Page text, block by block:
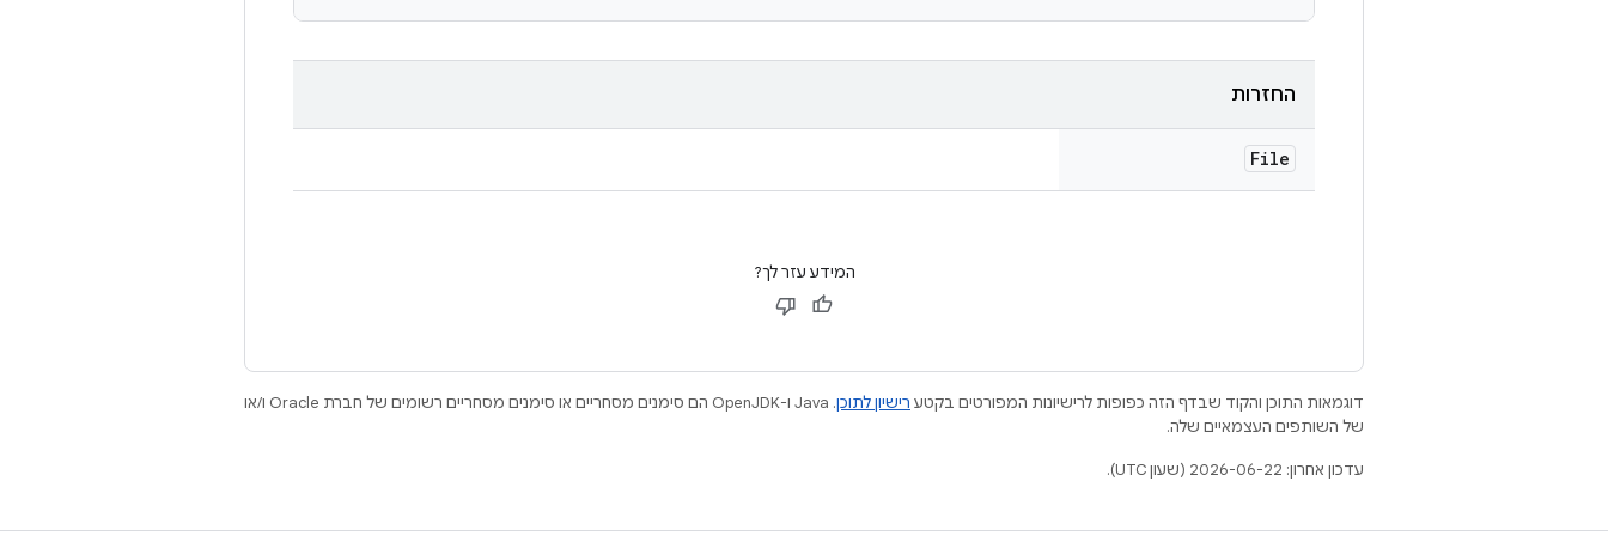
החזרות
File
המידע עזר לך?
דוגמאות התוכן והקוד שבדף הזה כפופות לרישיונות המפורטים בקטע רישיון לתוכן
.‏ Java ו-OpenJDK הם סימנים מסחריים או סימנים מסחריים רשומים של חברת Oracle ו/או
של השותפים העצמאיים שלה.
עדכון אחרון: 2026-06-22 (שעון UTC).